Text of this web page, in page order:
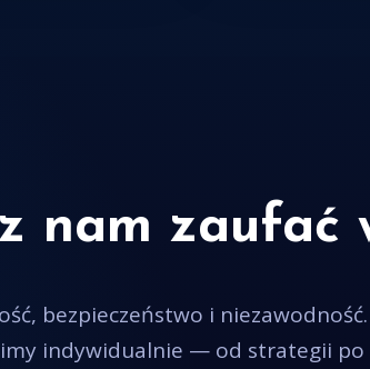
nam zaufać
bezpieczeństwo i
indywidualnie — od strategii po